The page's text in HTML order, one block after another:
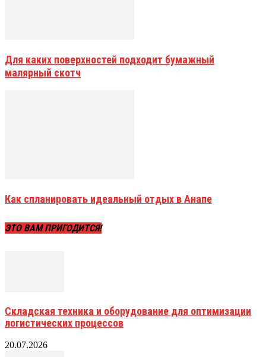
Для каких поверхностей подходит бумажный
малярный скотч
Как спланировать идеальный отдых в Анапе
ЭТО ВАМ ПРИГОДИТСЯ!
Складская техника и оборудование для оптимизации
логистических процессов
20.07.2026